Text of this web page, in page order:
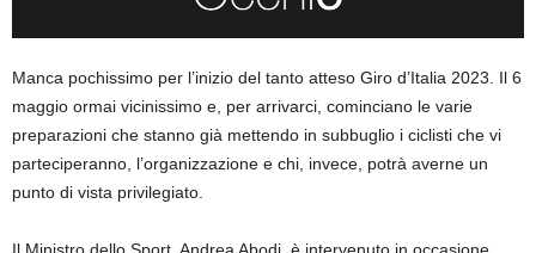
Manca pochissimo per l’inizio del tanto atteso Giro d’Italia 2023. Il 6
maggio ormai vicinissimo e, per arrivarci, cominciano le varie
preparazioni che stanno già mettendo in subbuglio i ciclisti che vi
parteciperanno, l’organizzazione e chi, invece, potrà averne un
punto di vista privilegiato.